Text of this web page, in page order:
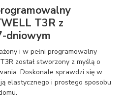
T3R z
dniowym
i w pełni programowalny
został stworzony z myślą o
Doskonale sprawdzi się w
elastycznego i prostego sposobu